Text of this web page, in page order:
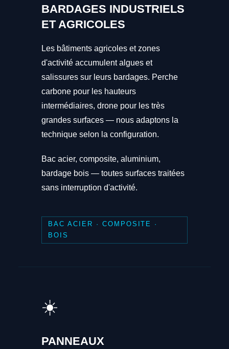
BARDAGES INDUSTRIELS
ET AGRICOLES
Les bâtiments agricoles et zones
d'activité accumulent algues et
salissures sur leurs bardages. Perche
carbone pour les hauteurs
intermédiaires, drone pour les très
grandes surfaces — nous adaptons la
technique selon la configuration.
Bac acier, composite, aluminium,
bardage bois — toutes surfaces traitées
sans interruption d'activité.
BAC ACIER · COMPOSITE ·
BOIS
☀️
PANNEAUX